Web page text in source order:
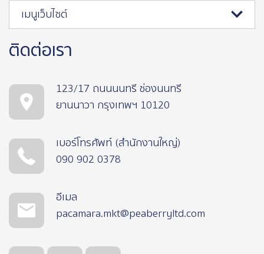
เมนูเว็บไซต์
ติดต่อเรา
123/17 ถนนนนทรี ช่องนนทรี
ยานนาวา กรุงเทพฯ 10120
เบอร์โทรศัพท์ (สำนักงานใหญ่)
090 902 0378
อีเมล
pacamara.mkt@peaberryltd.com